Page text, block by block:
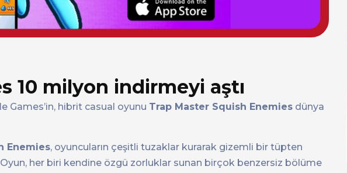
10 milyon indirmeyi aştı
hibrit casual oyunu Trap Master Squish Enemies dünya
Enemies, oyuncuların çeşitli tuzaklar kurarak gizemli bir tüpten
her biri kendine özgü zorluklar sunan birçok benzersiz bölüme